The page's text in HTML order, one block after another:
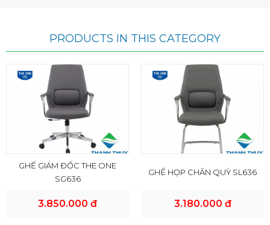
PRODUCTS IN THIS CATEGORY
GHẾ GIÁM ĐỐC THE ONE
SG636
3.850.000 đ
GHẾ HỌP CHÂN QUỲ SL636
3.180.000 đ